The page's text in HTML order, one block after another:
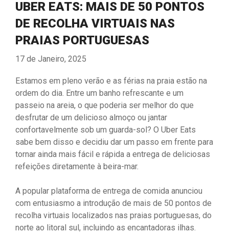
UBER EATS: MAIS DE 50 PONTOS
DE RECOLHA VIRTUAIS NAS
PRAIAS PORTUGUESAS
17 de Janeiro, 2025
Estamos em pleno verão e as férias na praia estão na
ordem do dia. Entre um banho refrescante e um
passeio na areia, o que poderia ser melhor do que
desfrutar de um delicioso almoço ou jantar
confortavelmente sob um guarda-sol? O Uber Eats
sabe bem disso e decidiu dar um passo em frente para
tornar ainda mais fácil e rápida a entrega de deliciosas
refeições diretamente à beira-mar.
A popular plataforma de entrega de comida anunciou
com entusiasmo a introdução de mais de 50 pontos de
recolha virtuais localizados nas praias portuguesas, do
norte ao litoral sul, incluindo as encantadoras ilhas.